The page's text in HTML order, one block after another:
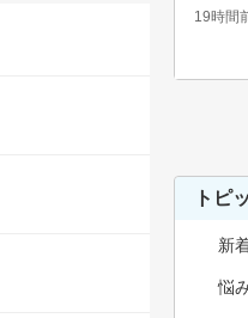
てこら
19時間
トピ
新
悩